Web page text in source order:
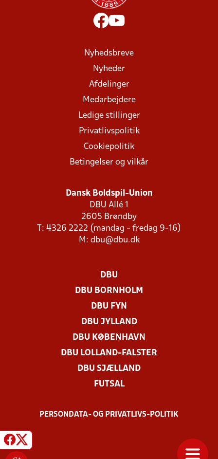
Nyhedsbreve
Nyheder
Afdelinger
Medarbejdere
Ledige stillinger
Privatlivspolitik
Cookiepolitik
Betingelser og vilkår
Dansk Boldspil-Union
DBU Allé 1
2605 Brøndby
T: 4326 2222 (mandag - fredag 9-16)
M: dbu@dbu.dk
DBU
DBU BORNHOLM
DBU FYN
DBU JYLLAND
DBU KØBENHAVN
DBU LOLLAND-FALSTER
DBU SJÆLLAND
FUTSAL
PERSONDATA- OG PRIVATLIVS-POLITIK